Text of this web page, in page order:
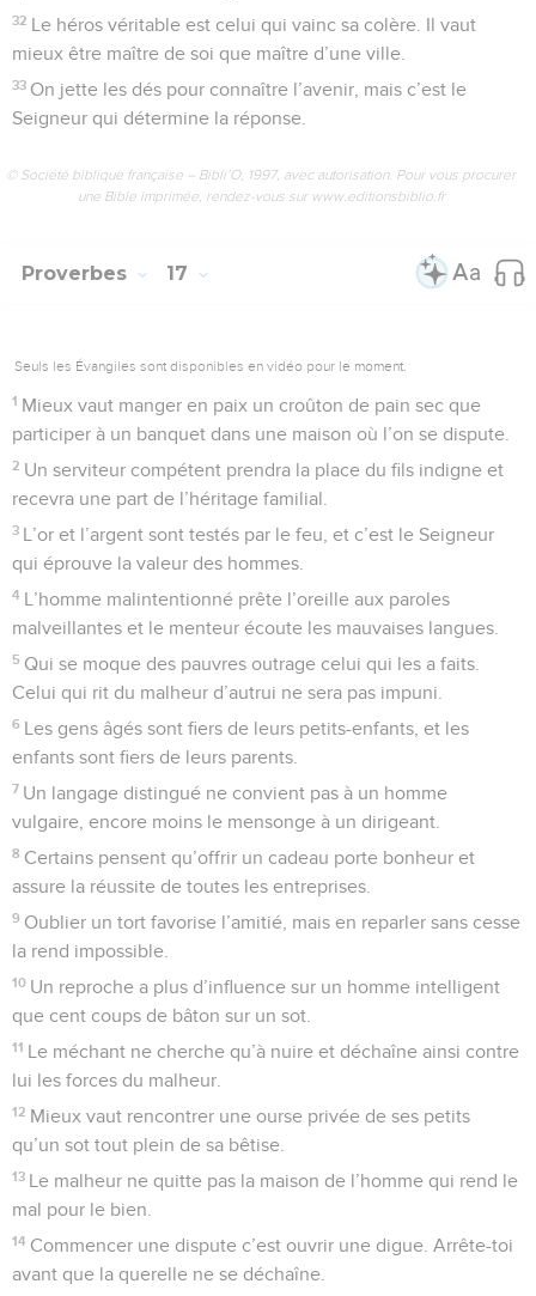
32 Le héros véritable est celui qui vainc sa colère. Il vaut
mieux être maître de soi que maître d’une ville.
33 On jette les dés pour connaître l’avenir, mais c’est le
Seigneur qui détermine la réponse.
© Société biblique française – Bibli’O, 1997, avec autorisation. Pour vous procurer
une Bible imprimée, rendez-vous sur www.editionsbiblio.fr
Proverbes 17
Seuls les Évangiles sont disponibles en vidéo pour le moment.
1 Mieux vaut manger en paix un croûton de pain sec que
participer à un banquet dans une maison où l’on se dispute.
2 Un serviteur compétent prendra la place du fils indigne et
recevra une part de l’héritage familial.
3 L’or et l’argent sont testés par le feu, et c’est le Seigneur
qui éprouve la valeur des hommes.
4 L’homme malintentionné prête l’oreille aux paroles
malveillantes et le menteur écoute les mauvaises langues.
5 Qui se moque des pauvres outrage celui qui les a faits.
Celui qui rit du malheur d’autrui ne sera pas impuni.
6 Les gens âgés sont fiers de leurs petits-enfants, et les
enfants sont fiers de leurs parents.
7 Un langage distingué ne convient pas à un homme
vulgaire, encore moins le mensonge à un dirigeant.
8 Certains pensent qu’offrir un cadeau porte bonheur et
assure la réussite de toutes les entreprises.
9 Oublier un tort favorise l’amitié, mais en reparler sans cesse
la rend impossible.
10 Un reproche a plus d’influence sur un homme intelligent
que cent coups de bâton sur un sot.
11 Le méchant ne cherche qu’à nuire et déchaîne ainsi contre
lui les forces du malheur.
12 Mieux vaut rencontrer une ourse privée de ses petits
qu’un sot tout plein de sa bêtise.
13 Le malheur ne quitte pas la maison de l’homme qui rend le
mal pour le bien.
14 Commencer une dispute c’est ouvrir une digue. Arrête-toi
avant que la querelle ne se déchaîne.